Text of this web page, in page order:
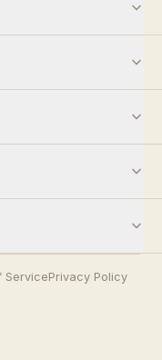
ServicePrivacy Policy